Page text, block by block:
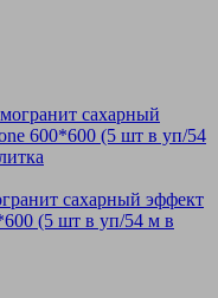
сахарный эффект
(5 шт в уп/54 м в